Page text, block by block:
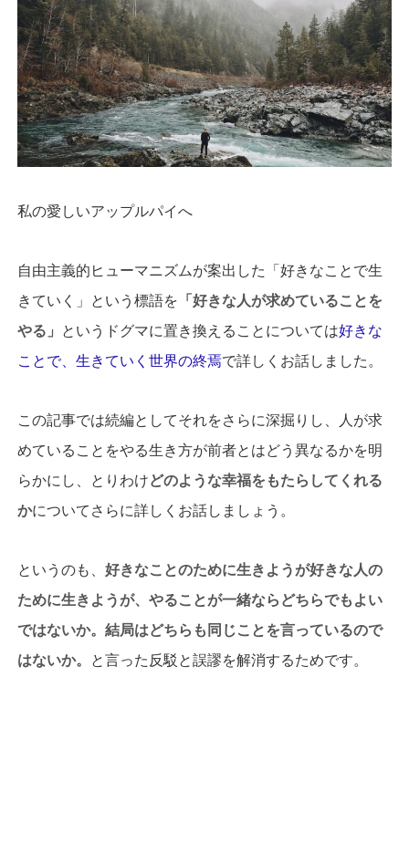
私の愛しいアップルパイへ
自由主義的ヒューマニズムが案出した「好きなことで生
きていく」という標語を 「好きな人が求めていることを
やる」
というドグマに置き換えることについては好きな
ことで、生きていく世界の終焉で詳しくお話しました。
この記事では続編としてそれをさらに深掘りし、人が求
めていることをやる生き方が前者とはどう異なるかを明
らかにし、とりわけどのような幸福をもたらしてくれる
かについてさらに詳しくお話しましょう。
というのも、 好きなことのために生きようが好きな人の
ために生きようが、やることが一緒ならどちらでもよい
ではないか。結局はどちらも同じことを言っているので
はないか。
と言った反駁と誤謬を解消するためです。